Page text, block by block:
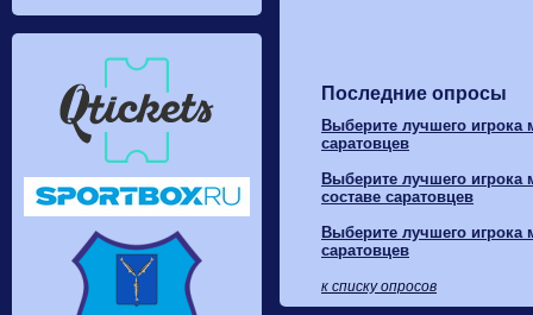
Последние опросы
Выберите лучшего игрока
саратовцев
Выберите лучшего
составе саратовцев
Выберите лучшего игрока
саратовцев
к списку опросов